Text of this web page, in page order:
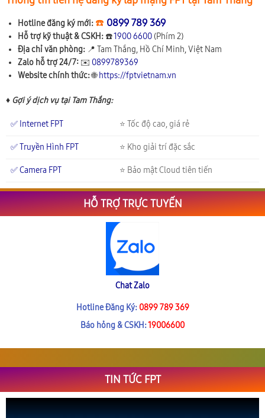
Hotline đăng ký mới: ☎️ 0899 789 369
Hỗ trợ kỹ thuật & CSKH: ☎️1900 6600 (Phím 2)
Địa chỉ văn phòng: 📍 Tam Thắng, Hồ Chí Minh, Việt Nam
Zalo hỗ trợ 24/7: ✉️ 0899789369
Website chính thức:🌐 https://fptvietnam.vn
♦ Gợi ý dịch vụ tại Tam Thắng:
✅ Internet FPT ⭐ Tốc độ cao, giá rẻ
✅ Truyền Hình FPT ⭐ Kho giải trí đặc sắc
✅ Camera FPT ⭐ Bảo mật Cloud tiên tiến
HỖ TRỢ TRỰC TUYẾN
Chat Zalo
Hotline Đăng Ký: 0899 789 369
Báo hỏng & CSKH:19006600
TIN TỨC FPT